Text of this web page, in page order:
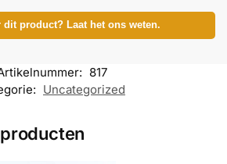
dit product? Laat het ons weten.
817
Uncategorized